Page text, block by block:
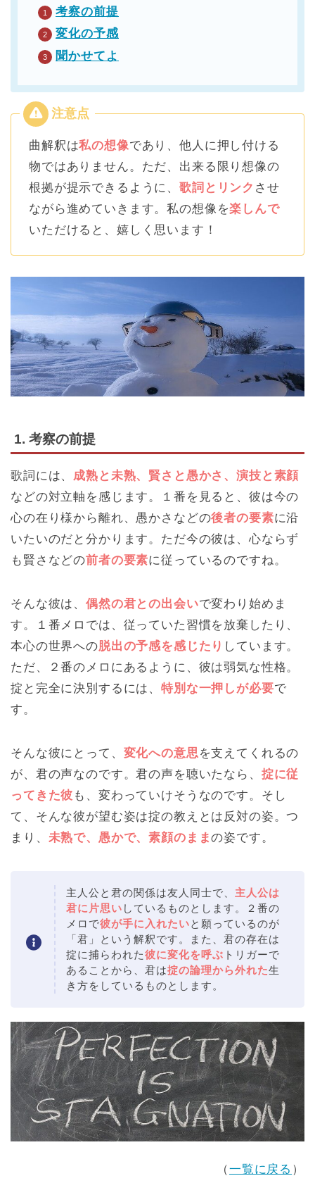
考察の前提
変化の予感
聞かせてよ
曲解釈は私の想像であり、他人に押し付ける
物ではありません。ただ、出来る限り想像の
根拠が提示できるように、歌詞とリンク させ
ながら進めていきます。私の想像を楽しんで
いただけると、嬉しく思います！
1. 考察の前提
歌詞には、 成熟と未熟、賢さと愚かさ、演技と素顔
などの対立軸を感じます。１番を見ると、彼は今の
心の在り様から離れ、愚かさなどの後者の要素に沿
いたいのだと分かります。ただ今の彼は、心ならず
も賢さなどの前者の要素に従っているのですね。
そんな彼は、偶然の君との出会いで変わり始めま
す。１番メロでは、従っていた習慣を放棄したり、
本心の世界への脱出の予感を感じたり しています。
ただ、２番のメロにあるように、彼は弱気な性格。
掟と完全に決別するには、特別な一押しが必要で
す。
そんな彼にとって、 変化への意思を支えてくれるの
が、君の声なのです。君の声を聴いたなら、 掟に従
ってきた彼 も、変わっていけそうなのです。そし
て、そんな彼が望む姿は掟の教えとは反対の姿。つ
まり、 未熟で、愚かで、素顔のままの姿です。
主人公と君の関係は友人同士で、 主人公は
君に片思い しているものとします。２番の
メロで彼が手に入れたいと願っているのが
「君」という解釈です。また、君の存在は
掟に捕らわれた彼に変化を呼ぶ トリガーで
あることから、君は掟の論理から外れた生
き方をしているものとします。
（一覧に戻る ）